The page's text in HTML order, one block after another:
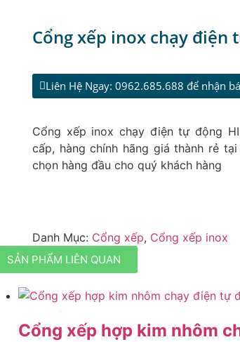
Cổng xếp inox chạy điện
Liên Hệ Ngay: 0962.685.688 để nhận
Cổng xếp inox chạy điện tự động
cấp, hàng chính hãng giá thành rẻ
chọn hàng đầu cho quý khách hàng
Danh Mục: Cổng xếp, Cổng xếp inox
SẢN PHẨM LIÊN QUAN
Cổng xếp hợp kim nhôm